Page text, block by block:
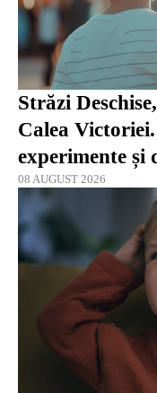
Străzi
Calea
experimente și
08 AUGUST 2026